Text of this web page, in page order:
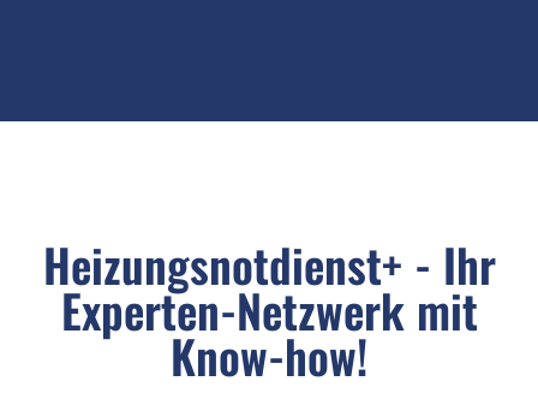
Heizungsnotdienst+ - Ihr
Experten-Netzwerk mit
Know-how!